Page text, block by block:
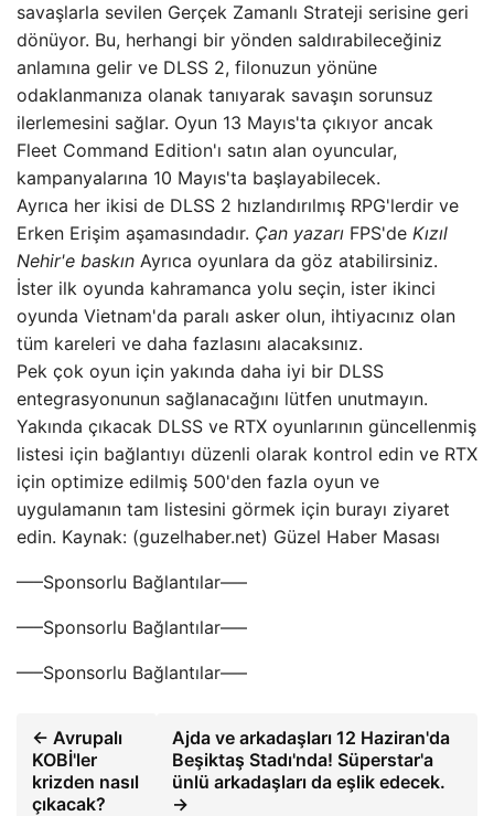
savaşlarla sevilen Gerçek Zamanlı Strateji serisine geri
dönüyor. Bu, herhangi bir yönden saldırabileceğiniz
anlamına gelir ve DLSS 2, filonuzun yönüne
odaklanmanıza olanak tanıyarak savaşın sorunsuz
ilerlemesini sağlar. Oyun 13 Mayıs'ta çıkıyor ancak
Fleet Command Edition'ı satın alan oyuncular,
kampanyalarına 10 Mayıs'ta başlayabilecek.
Ayrıca her ikisi de DLSS 2 hızlandırılmış RPG'lerdir ve
Erken Erişim aşamasındadır. Çan yazarı FPS'de Kızıl
Nehir'e baskın Ayrıca oyunlara da göz atabilirsiniz.
İster ilk oyunda kahramanca yolu seçin, ister ikinci
oyunda Vietnam'da paralı asker olun, ihtiyacınız olan
tüm kareleri ve daha fazlasını alacaksınız.
Pek çok oyun için yakında daha iyi bir DLSS
entegrasyonunun sağlanacağını lütfen unutmayın.
Yakında çıkacak DLSS ve RTX oyunlarının güncellenmiş
listesi için bağlantıyı düzenli olarak kontrol edin ve RTX
için optimize edilmiş 500'den fazla oyun ve
uygulamanın tam listesini görmek için burayı ziyaret
edin. Kaynak: (guzelhaber.net) Güzel Haber Masası
—–Sponsorlu Bağlantılar—–
—–Sponsorlu Bağlantılar—–
—–Sponsorlu Bağlantılar—–
← Avrupalı ​​
KOBİ'ler
krizden nasıl
çıkacak?
Ajda ve arkadaşları 12 Haziran'da
Beşiktaş Stadı'nda! Süperstar'a
ünlü arkadaşları da eşlik edecek.
→